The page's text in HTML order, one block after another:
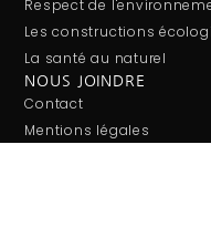
Respect de
Les constructions
La santé au naturel
NOUS JOINDRE
Contact
Mentions légales